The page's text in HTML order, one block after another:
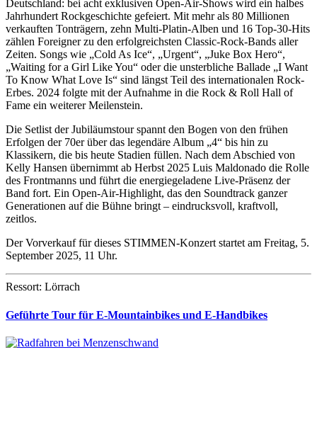
Deutschland: bei acht exklusiven Open-Air-Shows wird ein halbes
Jahrhundert Rockgeschichte gefeiert. Mit mehr als 80 Millionen
verkauften Tonträgern, zehn Multi-Platin-Alben und 16 Top-30-Hits
zählen Foreigner zu den erfolgreichsten Classic-Rock-Bands aller
Zeiten. Songs wie „Cold As Ice“, „Urgent“, „Juke Box Hero“,
„Waiting for a Girl Like You“ oder die unsterbliche Ballade „I Want
To Know What Love Is“ sind längst Teil des internationalen Rock-
Erbes. 2024 folgte mit der Aufnahme in die Rock & Roll Hall of
Fame ein weiterer Meilenstein.
Die Setlist der Jubiläumstour spannt den Bogen von den frühen
Erfolgen der 70er über das legendäre Album „4“ bis hin zu
Klassikern, die bis heute Stadien füllen. Nach dem Abschied von
Kelly Hansen übernimmt ab Herbst 2025 Luis Maldonado die Rolle
des Frontmanns und führt die energiegeladene Live-Präsenz der
Band fort. Ein Open-Air-Highlight, das den Soundtrack ganzer
Generationen auf die Bühne bringt – eindrucksvoll, kraftvoll,
zeitlos.
Der Vorverkauf für dieses STIMMEN-Konzert startet am Freitag, 5.
September 2025, 11 Uhr.
Ressort: Lörrach
Geführte Tour für E-Mountainbikes und E-Handbikes